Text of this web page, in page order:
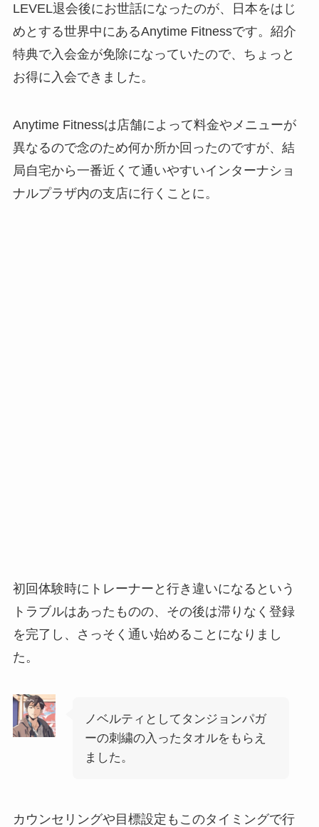
LEVEL退会後にお世話になったのが、日本をはじ
めとする世界中にあるAnytime Fitnessです。紹介
特典で入会金が免除になっていたので、ちょっと
お得に入会できました。
Anytime Fitnessは店舗によって料金やメニューが
異なるので念のため何か所か回ったのですが、結
局自宅から一番近くて通いやすいインターナショ
ナルプラザ内の支店に行くことに。
初回体験時にトレーナーと行き違いになるという
トラブルはあったものの、その後は滞りなく登録
を完了し、さっそく通い始めることになりまし
た。
ノベルティとしてタンジョンパガ
ーの刺繍の入ったタオルをもらえ
ました。
カウンセリングや目標設定もこのタイミングで行